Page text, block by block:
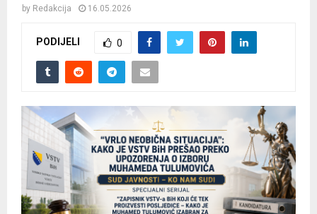
A
N
by Redakcija 16.05.2026
PODIJELI 0